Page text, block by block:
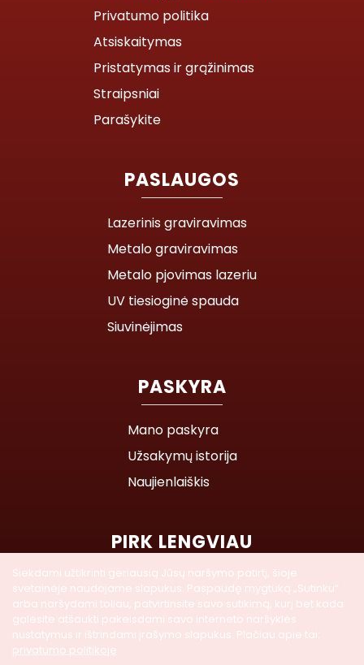
Siekdami užtikrinti geriausią Jūsų naršymo patirtį, šioje
svetainėje naudojame slapukus. Paspaudę mygtuką „Sutinku“
arba naršydami toliau, patvirtinsite savo sutikimą, kurį bet kada
galėsite atšaukti pakeisdami savo interneto naršyklės
nustatymus ir ištrindami įrašymo slapukus. Plačiau apie tai:
privatumo politikoje
Privatumo politika
Atsiskaitymas
Pristatymas ir grąžinimas
Straipsniai
Parašykite
PASLAUGOS
Lazerinis graviravimas
Metalo graviravimas
Metalo pjovimas lazeriu
UV tiesioginė spauda
Siuvinėjimas
PASKYRA
Mano paskyra
Užsakymų istorija
Naujienlaiškis
PIRK LENGVIAU
Parduotuvės žemėlapis